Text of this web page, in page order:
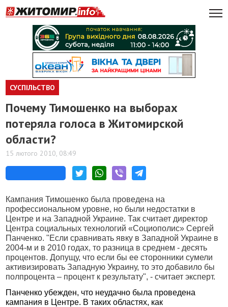
СУСПІЛЬСТВО
Почему Тимошенко на выборах
потеряла голоса в Житомирской
области?
15 лютого 2010, 08:49
Кампания Тимошенко была проведена на
профессиональном уровне, но были недостатки в
Центре и на Западной Украине. Так считает директор
Центра социальных технологий «Социополис» Сергей
Панченко. "Если сравнивать явку в Западной Украине в
2004-м и в 2010 годах, то разница в среднем - десять
процентов. Допущу, что если бы ее сторонники сумели
активизировать Западную Украину, то это добавило бы
полпроцента – процент к результату", - считает эксперт.
Панченко убежден, что неудачно была проведена
кампания в Центре. В таких областях, как